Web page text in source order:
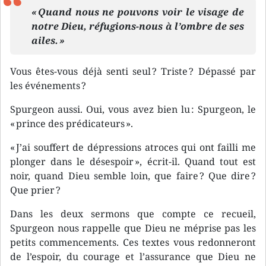
« Quand nous ne pouvons voir le visage de
notre Dieu, réfugions-nous à l’ombre de ses
ailes. »
Vous êtes-vous déjà senti seul ? Triste ? Dépassé par
les événements ?
Spurgeon aussi. Oui, vous avez bien lu : Spurgeon, le
« prince des prédicateurs ».
« J’ai souffert de dépressions atroces qui ont failli me
plonger dans le désespoir », écrit-il. Quand tout est
noir, quand Dieu semble loin, que faire ? Que dire ?
Que prier ?
Dans les deux sermons que compte ce recueil,
Spurgeon nous rappelle que Dieu ne méprise pas les
petits commencements. Ces textes vous redonneront
de l’espoir, du courage et l’assurance que Dieu ne